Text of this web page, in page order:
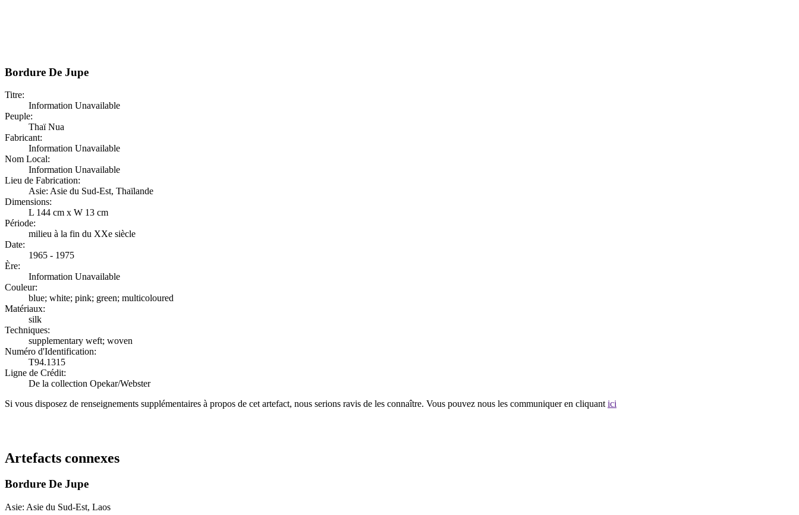
Bordure De Jupe
Titre:
Information Unavailable
Peuple:
Thaï Nua
Fabricant:
Information Unavailable
Nom Local:
Information Unavailable
Lieu de Fabrication:
Asie: Asie du Sud-Est, Thaïlande
Dimensions:
L 144 cm x W 13 cm
Période:
milieu à la fin du XXe siècle
Date:
1965 - 1975
Ère:
Information Unavailable
Couleur:
blue; white; pink; green; multicoloured
Matériaux:
silk
Techniques:
supplementary weft; woven
Numéro d'Identification:
T94.1315
Ligne de Crédit:
De la collection Opekar/Webster
Si vous disposez de renseignements supplémentaires à propos de cet artefact, nous serions ravis de les connaître. Vous pouvez nous les communiquer en cliquant ici
Artefacts connexes
Bordure De Jupe
Asie: Asie du Sud-Est, Laos